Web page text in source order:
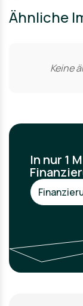
Ähnliche
Keine
In nur 1